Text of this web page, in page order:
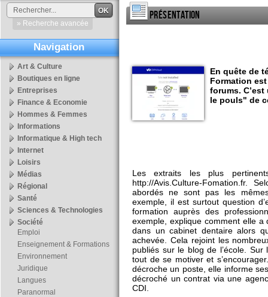
Présentation
En quête de
Formation
forums.
le pouls" de
Les extraits les plus
http://Avis.Culture-Fomation.fr.
abordés ne sont pas les
exemple, il est surtout question
formation auprès des
exemple, explique comment elle
dans un cabinet dentaire alors
achevée. Cela rejoint les
publiés sur le blog de l’école.
tout de se motiver et
décroche un poste, elle informe
décroché un contrat via une
CDI.
OK
» Recherche avancée
Navigation
Art & Culture
Boutiques en ligne
Entreprises
Finance & Economie
Hommes & Femmes
Informations
Informatique & High tech
Internet
Loisirs
Médias
Régional
Santé
Sciences & Technologies
Société
Emploi
Enseignement & Formations
Environnement
Juridique
Langues
Paranormal